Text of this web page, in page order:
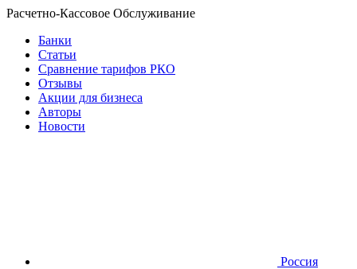
Расчетно-Кассовое Обслуживание
Банки
Статьи
Сравнение тарифов РКО
Отзывы
Акции для бизнеса
Авторы
Новости
Россия